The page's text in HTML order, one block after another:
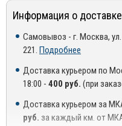
Информация о доставке
Самовывоз - г. Москва,
221. Подробнее
Доставка курьером по
18:00 - 400 руб. (при
Доставка курьером за
руб. за каждый км. от